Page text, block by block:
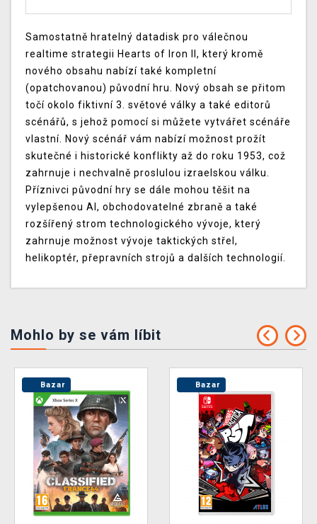
Samostatně hratelný datadisk pro válečnou
realtime strategii Hearts of Iron II, který kromě
nového obsahu nabízí také kompletní
(opatchovanou) původní hru. Nový obsah se přitom
točí okolo fiktivní 3. světové války a také editorů
scénářů, s jehož pomocí si můžete vytvářet scénáře
vlastní. Nový scénář vám nabízí možnost prožít
skutečné i historické konflikty až do roku 1953, což
zahrnuje i nechvalně proslulou izraelskou válku.
Příznivci původní hry se dále mohou těšit na
vylepšenou AI, obchodovatelné zbraně a také
rozšířený strom technologického vývoje, který
zahrnuje možnost vývoje taktických střel,
helikoptér, přepravních strojů a dalších technologií.
Mohlo by se vám líbit
Bazar Bazar